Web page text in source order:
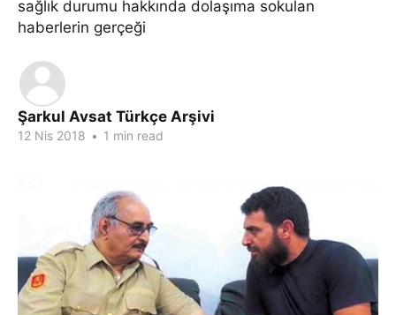
sağlık durumu hakkında dolaşıma sokulan
haberlerin gerçeği
Şarkul Avsat Türkçe Arşivi
12 Nis 2018 • 1 min read